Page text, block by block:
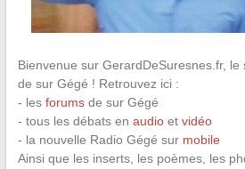
Bienvenue sur GerardDeSuresnes.fr,
de sur Gégé ! Retrouvez ici :
- les forumsde sur Gégé
- tous les débats en audioet vidéo
- la nouvelle Radio Gégé sur mobile
Ainsi que les inserts, les poèmes, les